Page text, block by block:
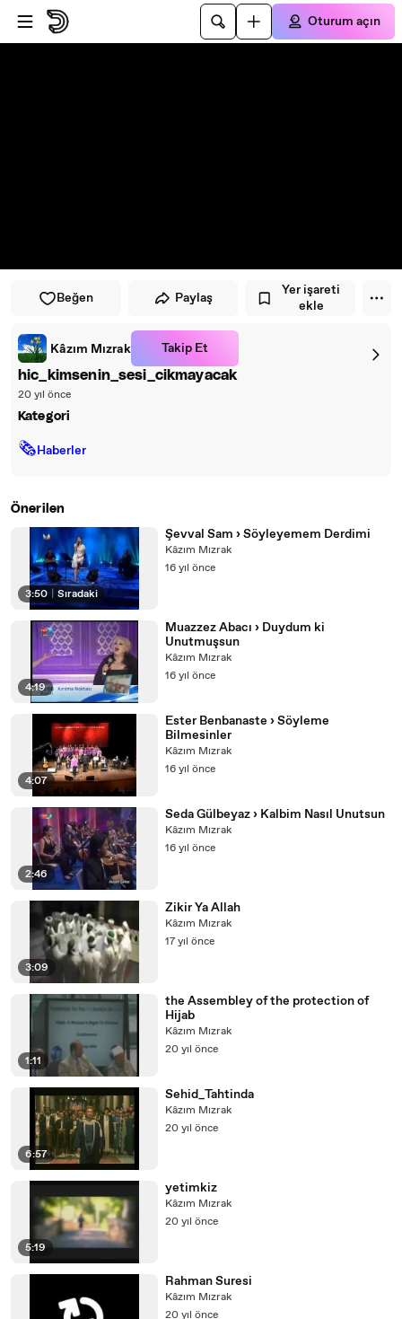
Oynatıcıya atla
Ana içeriğe atla
Oturum açın
Beğen Paylaş
Yer işareti
ekle
Kâzım Mızrak Takip Et
hic_kimsenin_sesi_cikmayacak
20 yıl önce
Kategori
🗞Haberler
Önerilen
3:50 Sıradaki
Şevval Sam › Söyleyemem Derdimi
Kâzım Mızrak
16 yıl önce
4:19
Muazzez Abacı › Duydum ki
Unutmuşsun
Kâzım Mızrak
16 yıl önce
4:07
Ester Benbanaste › Söyleme
Bilmesinler
Kâzım Mızrak
16 yıl önce
2:46
Seda Gülbeyaz › Kalbim Nasıl Unutsun
Kâzım Mızrak
16 yıl önce
3:09
Zikir Ya Allah
Kâzım Mızrak
17 yıl önce
1:11
the Assembley of the protection of
Hijab
Kâzım Mızrak
20 yıl önce
6:57
Sehid_Tahtinda
Kâzım Mızrak
20 yıl önce
5:19
yetimkiz
Kâzım Mızrak
20 yıl önce
Rahman Suresi
Kâzım Mızrak
20 yıl önce